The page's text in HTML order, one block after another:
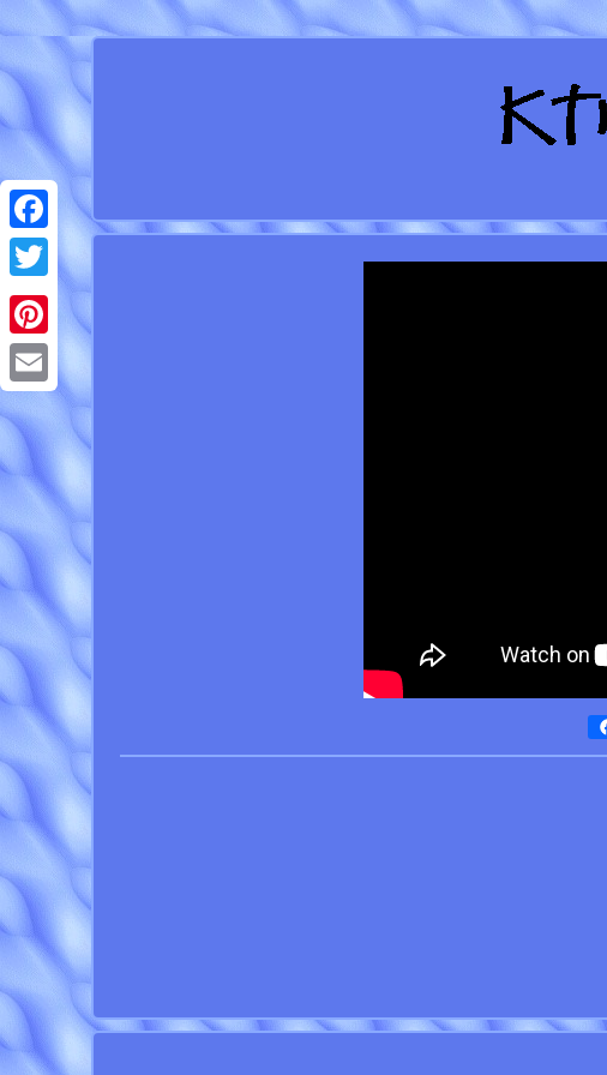
Facebook
Twitter
Pinterest
Email